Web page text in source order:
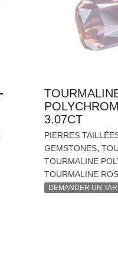
3.07CT
PIERRES
GEMSTONES,
TOURMALINE
TOURMALINE
DEMANDER UN